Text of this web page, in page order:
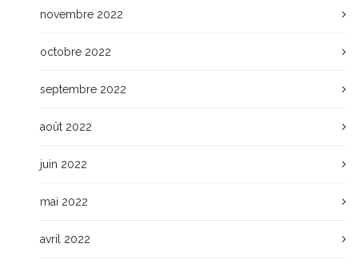
novembre 2022
octobre 2022
septembre 2022
août 2022
juin 2022
mai 2022
avril 2022